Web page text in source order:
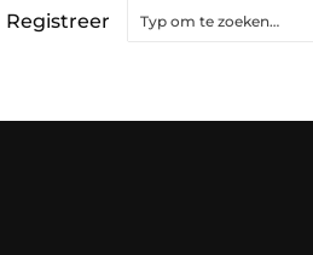
Registreer